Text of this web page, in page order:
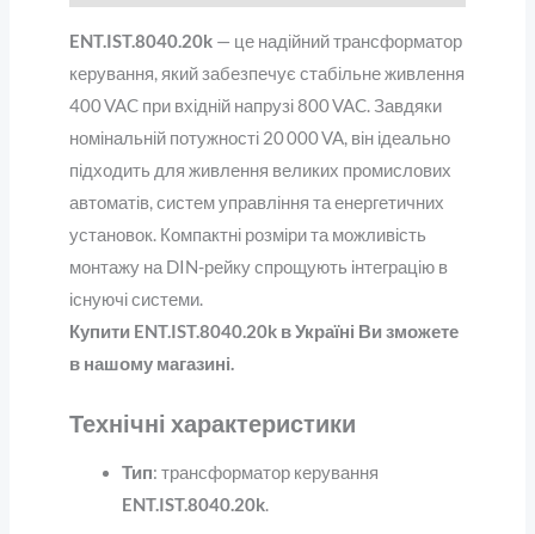
ENT.IST.8040.20k— це надійний трансформатор
керування, який забезпечує стабільне живлення
400 VAC при вхідній напрузі 800 VAC. Завдяки
номінальній потужності 20 000 VA, він ідеально
підходить для живлення великих промислових
автоматів, систем управління та енергетичних
установок. Компактні розміри та можливість
монтажу на DIN-рейку спрощують інтеграцію в
існуючі системи.
Купити ENT.IST.8040.20k в Україні Ви зможете
в нашому магазині.
Технічні характеристики
Тип: трансформатор керування
ENT.IST.8040.20k.